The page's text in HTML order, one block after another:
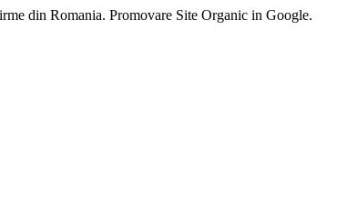
din Romania. Promovare Site Organic in Google.